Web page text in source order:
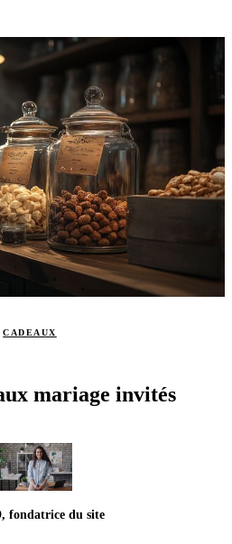
CADEAUX
mariage invités
fondatrice du site